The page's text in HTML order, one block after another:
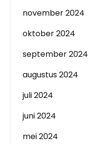
november 2024
oktober 2024
september 2024
augustus 2024
juli 2024
juni 2024
mei 2024